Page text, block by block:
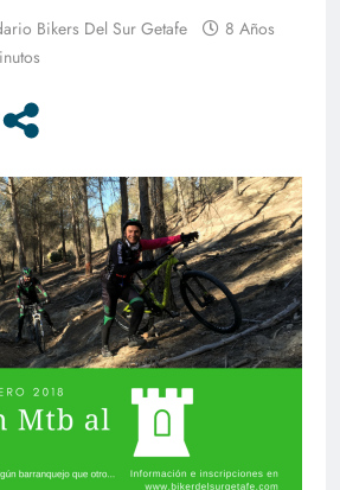
Bikers Del Sur Getafe
8 Años